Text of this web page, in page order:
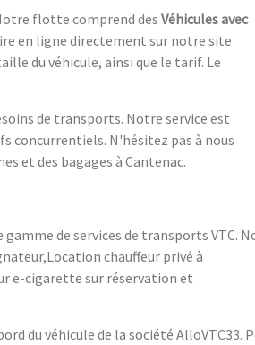
flotte comprend desVéhicules avec
en ligne directement sur notre site
du véhicule, ainsi que le tarif. Le
de transports. Notre service est
concurrentiels. N'hésitez pas à nous
et des bagages à Cantenac.
de services de transports VTC.
chauffeur privé à
e-cigarette sur réservation et
du véhicule de la société AlloVTC33.